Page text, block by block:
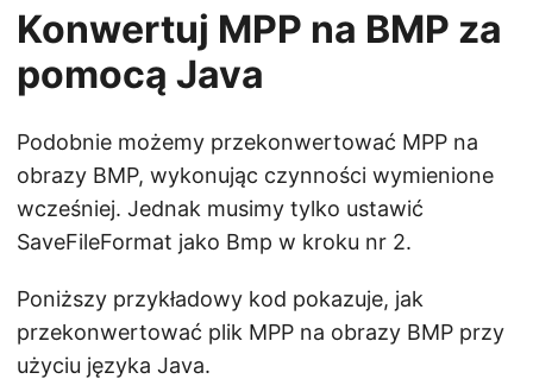
Konwertuj MPP na BMP za
pomocą Java
Podobnie możemy przekonwertować MPP na
obrazy BMP, wykonując czynności wymienione
wcześniej. Jednak musimy tylko ustawić
SaveFileFormat jako Bmp w kroku nr 2.
Poniższy przykładowy kod pokazuje, jak
przekonwertować plik MPP na obrazy BMP przy
użyciu języka Java.